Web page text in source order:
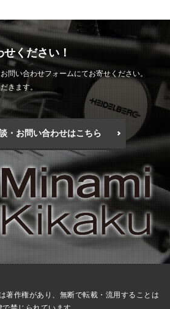
ください！
問い合わせフォームにてお寄せください。
きます。
・お問い合わせはこちら
著作権があり、無断で転載・流用することは